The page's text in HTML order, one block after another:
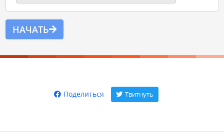
НАЧАТЬ
Поделиться Твитнуть